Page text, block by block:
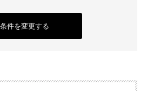
件を変更する